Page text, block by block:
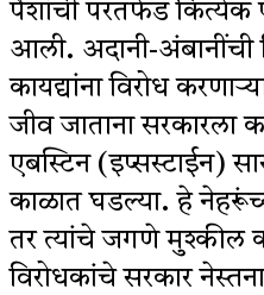
पैशांची परतफेड कित्येक
आली. अदानी-अंबानींची
कायद्यांना विरोध
जीव जाताना सरकारला
एबस्टिन (इप्सस्टाईन)
काळात घडल्या. हे
तर त्यांचे जगणे
विरोधकांचे सरकार